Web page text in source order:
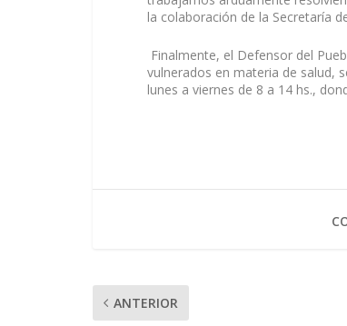
la colaboración de la Secretaría
Finalmente, el Defensor del
vulnerados en materia de salud,
lunes a viernes de 8 a 14 hs.,
ANTERIOR